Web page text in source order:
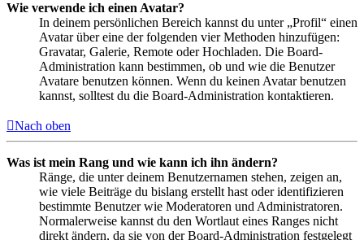
Wie verwende ich einen Avatar?
In deinem persönlichen Bereich kannst du unter „Profil“ einen
Avatar über eine der folgenden vier Methoden hinzufügen:
Gravatar, Galerie, Remote oder Hochladen. Die Board-
Administration kann bestimmen, ob und wie die Benutzer
Avatare benutzen können. Wenn du keinen Avatar benutzen
kannst, solltest du die Board-Administration kontaktieren.
Nach oben
Was ist mein Rang und wie kann ich ihn ändern?
Ränge, die unter deinem Benutzernamen stehen, zeigen an,
wie viele Beiträge du bislang erstellt hast oder identifizieren
bestimmte Benutzer wie Moderatoren und Administratoren.
Normalerweise kannst du den Wortlaut eines Ranges nicht
direkt ändern, da sie von der Board-Administration festgelegt